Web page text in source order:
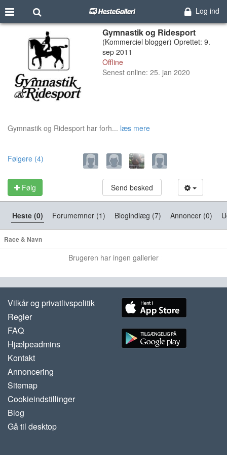
Log ind
Gymnastik og Ridesport
(Kommerciel blogger) Oprettet: 9.
sep 2011
Offline
Senest online: 25. jan 2020
Gymnastik og Ridesport har forh... læs mere
Følgere (4)
Følg Send besked
Heste (0) Forumemner (1) Blogindlæg (7) Annoncer (0)
Race & Navn
Brugeren har ingen gallerier
Vilkår og privatlivspolitik
Regler
FAQ
Hjælpeadmins
Kontakt
Annoncering
Sitemap
Cookieindstillinger
Blog
Gå til desktop